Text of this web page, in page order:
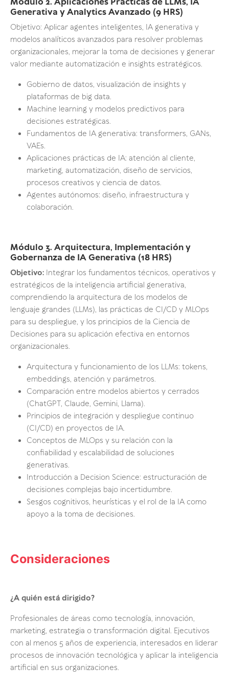
Generativa y Analytics Avanzado (9 HRS)
Objetivo: Aplicar agentes inteligentes, IA generativa y
modelos analíticos avanzados para resolver problemas
organizacionales, mejorar la toma de decisiones y generar
valor mediante automatización e insights estratégicos.
Gobierno de datos, visualización de insights y
plataformas de big data.
Machine learning y modelos predictivos para
decisiones estratégicas.
Fundamentos de IA generativa: transformers, GANs,
VAEs.
Aplicaciones prácticas de IA: atención al cliente,
marketing, automatización, diseño de servicios,
procesos creativos y ciencia de datos.
Agentes autónomos: diseño, infraestructura y
colaboración.
Módulo 3. Arquitectura, Implementación y
Gobernanza de IA Generativa (18 HRS)
Objetivo: Integrar los fundamentos técnicos, operativos y
estratégicos de la inteligencia artificial generativa,
comprendiendo la arquitectura de los modelos de
lenguaje grandes (LLMs), las prácticas de CI/CD y MLOps
para su despliegue, y los principios de la Ciencia de
Decisiones para su aplicación efectiva en entornos
organizacionales.
Arquitectura y funcionamiento de los LLMs: tokens,
embeddings, atención y parámetros.
Comparación entre modelos abiertos y cerrados
(ChatGPT, Claude, Gemini, Llama).
Principios de integración y despliegue continuo
(CI/CD) en proyectos de IA.
Conceptos de MLOps y su relación con la
confiabilidad y escalabilidad de soluciones
generativas.
Introducción a Decision Science: estructuración de
decisiones complejas bajo incertidumbre.
Sesgos cognitivos, heurísticas y el rol de la IA como
apoyo a la toma de decisiones.
Consideraciones
¿A quién está dirigido?
Profesionales de áreas como tecnología, innovación,
marketing, estrategia o transformación digital. Ejecutivos
con al menos 5 años de experiencia, interesados en liderar
procesos de innovación tecnológica y aplicar la inteligencia
artificial en sus organizaciones.